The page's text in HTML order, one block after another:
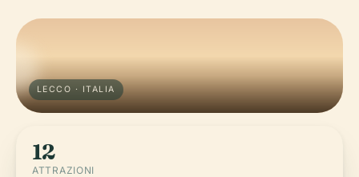
LECCO · ITALIA
12
ATTRAZIONI